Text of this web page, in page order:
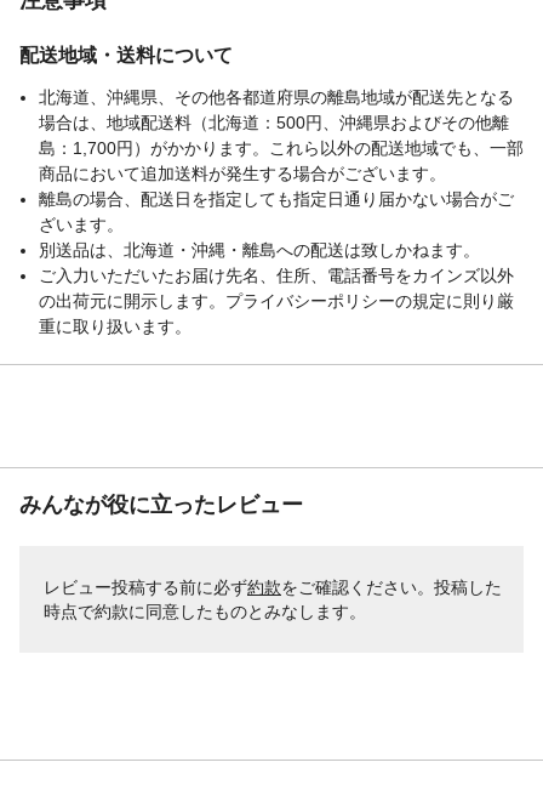
配送地域・送料について
北海道、沖縄県、その他各都道府県の離島地域が配送先となる
場合は、地域配送料（北海道：500円、沖縄県およびその他離
島：1,700円）がかかります。これら以外の配送地域でも、一部
商品において追加送料が発生する場合がございます。
離島の場合、配送日を指定しても指定日通り届かない場合がご
ざいます。
別送品は、北海道・沖縄・離島への配送は致しかねます。
ご入力いただいたお届け先名、住所、電話番号をカインズ以外
の出荷元に開示します。プライバシーポリシーの規定に則り厳
重に取り扱います。
みんなが役に立ったレビュー
レビュー投稿する前に必ず約款をご確認ください。投稿した
時点で約款に同意したものとみなします。